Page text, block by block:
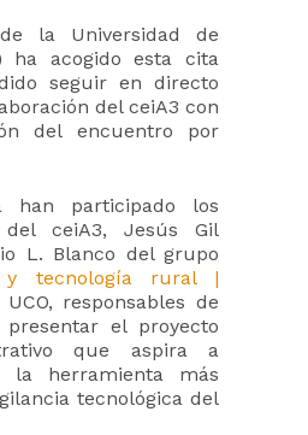
la Universidad de
ha acogido esta cita
seguir en directo
del ceiA3 con
del encuentro por
han participado los
del ceiA3, Jesús Gil
L. Blanco del grupo
y tecnología rural |
responsables de
presentar el proyecto
que aspira a
la herramienta más
tecnológica del